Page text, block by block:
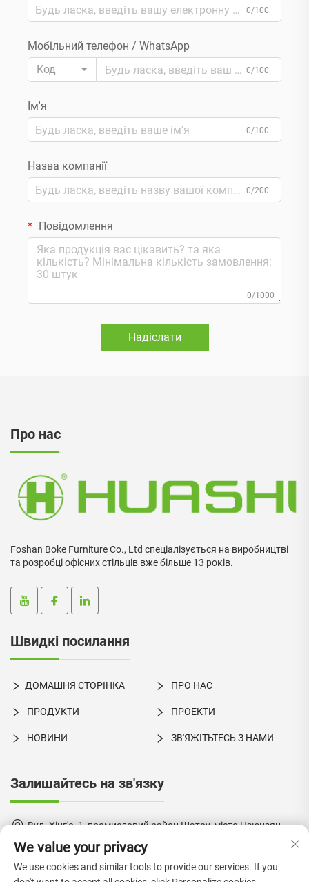
0/100
Мобільний телефон / WhatsApp
Код
0/100
Ім'я
0/100
Назва компанії
0/200
Повідомлення
0/1000
Надіслати
Про нас
Foshan Boke Furniture Co., Ltd спеціалізується на виробництві
та розробці офісних стільців вже більше 13 років.
Швидкі посилання
ДОМАШНЯ СТОРІНКА ПРО НАС
ПРОДУКТИ ПРОЕКТИ
НОВИНИ ЗВ'ЯЖІТЬТЕСЬ З НАМИ
Залишайтесь на зв'язку
Вул. Хінг'є, 1, промисловий район Шатоу, місто Цзюцзян,
+86-18924550960
We value your privacy
We use cookies and similar tools to provide our services. If you